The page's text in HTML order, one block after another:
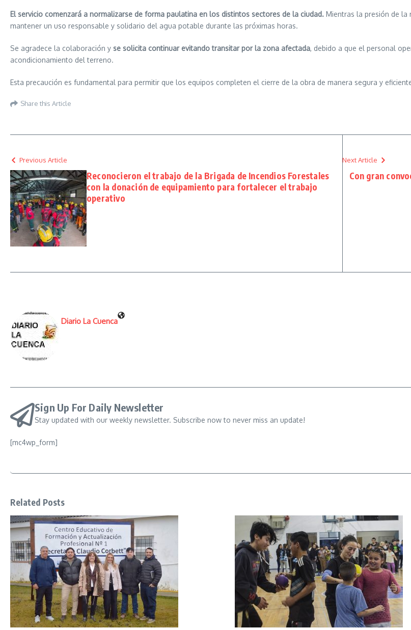
El servicio comenzará a normalizarse de forma paulatina en los distintos sectores de la ciudad. Mientras la presión de la
mantener un uso responsable y solidario del agua potable durante las próximas horas.
Se agradece la colaboración y se solicita continuar evitando transitar por la zona afectada, debido a que el personal
acondicionamiento del terreno.
Esta precaución es fundamental para permitir que los equipos completen el cierre de la obra de manera segura y
Share this Article
Previous Article
Reconocieron el trabajo de la Brigada de Incendios Forestales
con la donación de equipamiento para fortalecer el trabajo
operativo
Next Article
Con gran
Diario La Cuenca
Sign Up For Daily Newsletter
Stay updated with our weekly newsletter. Subscribe now to never miss an update!
[mc4wp_form]
Related Posts